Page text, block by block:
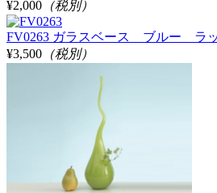
¥2,000 （税別）
FV0263 ガラスベース ブルー ラ
¥3,500 （税別）